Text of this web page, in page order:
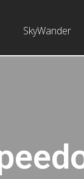
SkyWander